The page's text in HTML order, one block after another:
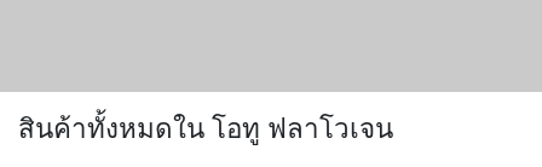
สินค้าทั้งหมดใน โอทู ฟลาโวเจน